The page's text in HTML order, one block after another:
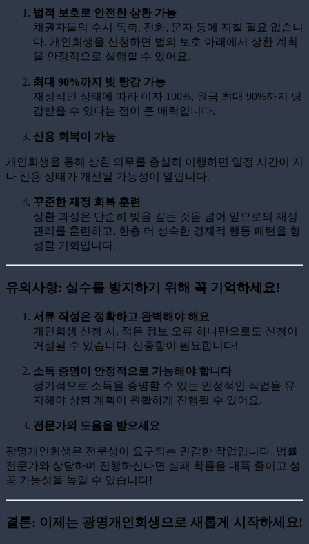
법적 보호로 안전한 상환 가능
채권자들의 수시 독촉, 전화, 문자 등에 지칠 필요 없습니
다. 개인회생을 신청하면 법의 보호 아래에서 상환 계획
을 안정적으로 실행할 수 있어요.
최대 90%까지 빚 탕감 가능
재정적인 상태에 따라 이자 100%, 원금 최대 90%까지 탕
감받을 수 있다는 점이 큰 매력입니다.
신용 회복이 가능
개인회생을 통해 상환 의무를 충실히 이행하면 일정 시간이 지
나 신용 상태가 개선될 가능성이 열립니다.
꾸준한 재정 회복 훈련
상환 과정은 단순히 빚을 갚는 것을 넘어 앞으로의 재정
관리를 훈련하고, 한층 더 성숙한 경제적 행동 패턴을 형
성할 기회입니다.
유의사항: 실수를 방지하기 위해 꼭 기억하세요!
서류 작성은 정확하고 완벽해야 해요
개인회생 신청 시, 적은 정보 오류 하나만으로도 신청이
거절될 수 있습니다. 신중함이 필요합니다!
소득 증명이 안정적으로 가능해야 합니다
정기적으로 소득을 증명할 수 있는 안정적인 직업을 유
지해야 상환 계획이 원활하게 진행될 수 있어요.
전문가의 도움을 받으세요
광명개인회생은 전문성이 요구되는 민감한 작업입니다. 법률
전문가와 상담하며 진행하신다면 실패 확률을 대폭 줄이고 성
공 가능성을 높일 수 있습니다!
결론: 이제는 광명개인회생으로 새롭게 시작하세요!